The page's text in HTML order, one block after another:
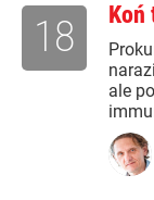
Koń
ale
18